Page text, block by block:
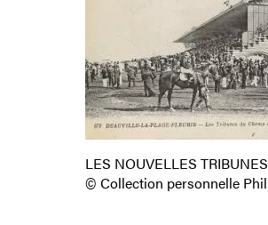
LES NOUVELLES
© Collection personnelle